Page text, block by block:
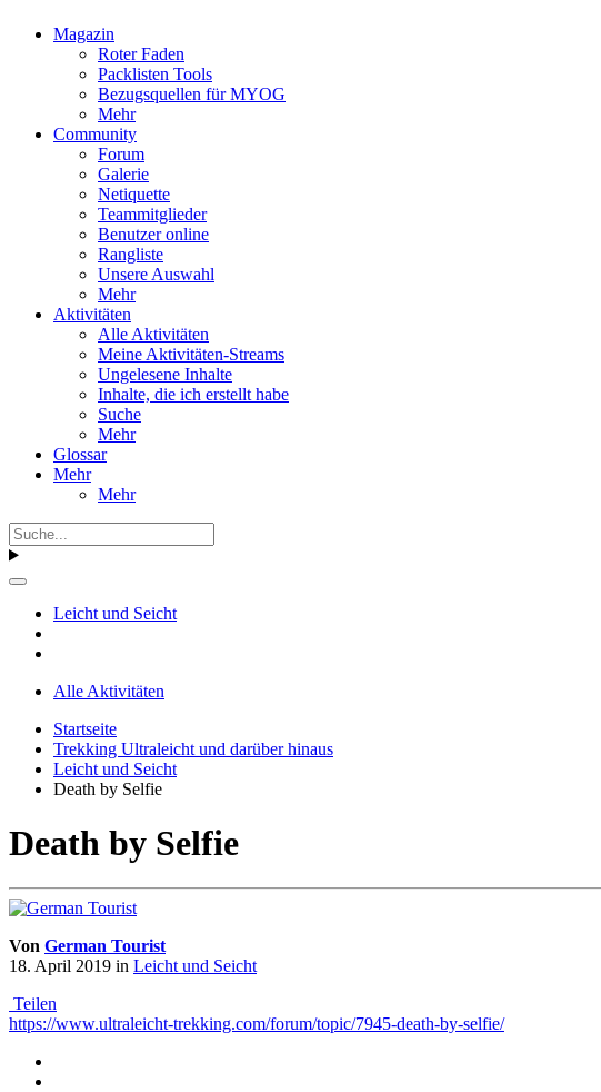
Magazin
Roter Faden
Packlisten Tools
Bezugsquellen für MYOG
Mehr
Community
Forum
Galerie
Netiquette
Teammitglieder
Benutzer online
Rangliste
Unsere Auswahl
Mehr
Aktivitäten
Alle Aktivitäten
Meine Aktivitäten-Streams
Ungelesene Inhalte
Inhalte, die ich erstellt habe
Suche
Mehr
Glossar
Mehr
Mehr
Leicht und Seicht
Alle Aktivitäten
Startseite
Trekking Ultraleicht und darüber hinaus
Leicht und Seicht
Death by Selfie
Death by Selfie
Von German Tourist
18. April 2019 in Leicht und Seicht
Teilen
https://www.ultraleicht-trekking.com/forum/topic/7945-death-by-selfie/